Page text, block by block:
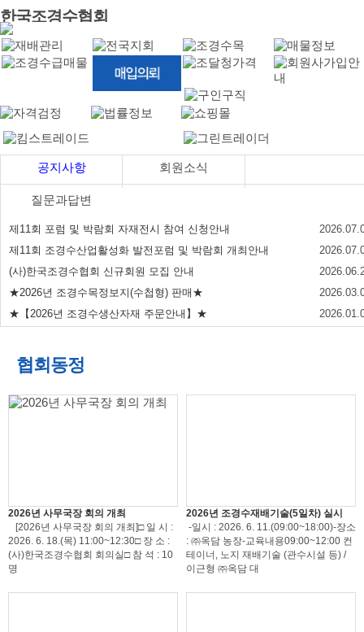
한국조경수협회
공지사항 회원소식
질문과답변
제11회 포럼 및 박람회 자재전시 참여 신청안내
제11회 조경수산업활성화 발전포럼 및 박람회 개최안내
(사)한국조경수협회 신규회원 모집 안내
★2026년 조경수목정보지(수첩형) 판매★
★【2026년 조경수생산자재 주문안내】★
협회동정
2026년 사무국장 회의 개최
[2026년 사무국장 회의 개최]□ 일 시 :
2026. 6. 18.(목) 11:00~12:30□ 장 소 :
(사)한국조경수협회 회의실□ 참 석 : 10
명
2026년 조경수재배기술(5일차) 실시
-일시 : 2026. 6. 11.(09:00~18:00)-장소
: ㈜옥담 농장-교육내용09:00~12:00 컨
테이너, 노지 재배기술 (관수시설 등) /
이근형 ㈜옥담 대